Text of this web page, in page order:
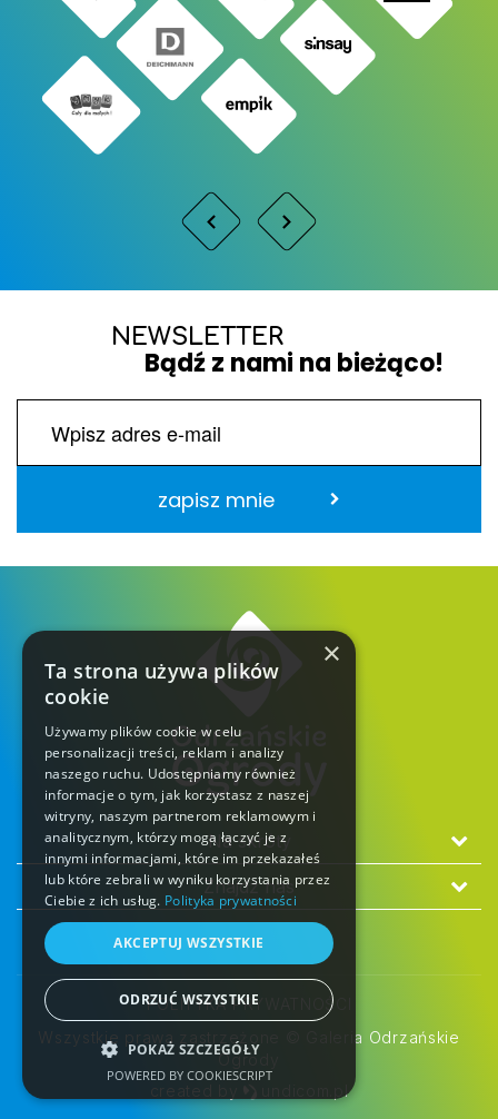
NEWSLETTER
Bądź z nami na bieżąco!
zapisz mnie
Na skróty
Znajdź nas
POLITYKA PRYWATNOŚCI
Wszystkie prawa zastrzeżone © Galeria Odrzańskie
Ogrody
created by
undicom.pl
×
Ta strona używa plików
cookie
Używamy plików cookie w celu
personalizacji treści, reklam i analizy
naszego ruchu. Udostępniamy również
informacje o tym, jak korzystasz z naszej
witryny, naszym partnerom reklamowym i
analitycznym, którzy mogą łączyć je z
innymi informacjami, które im przekazałeś
lub które zebrali w wyniku korzystania przez
Ciebie z ich usług. Polityka prywatności
AKCEPTUJ WSZYSTKIE
ODRZUĆ WSZYSTKIE
POKAŻ SZCZEGÓŁY
POWERED BY COOKIESCRIPT